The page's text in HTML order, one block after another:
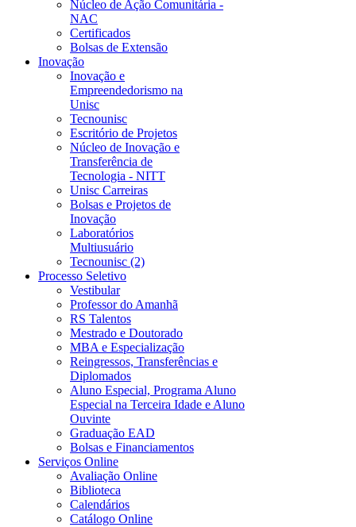
Núcleo de Ação Comunitária -
NAC
Certificados
Bolsas de Extensão
Inovação
Inovação e
Empreendedorismo na
Unisc
Tecnounisc
Escritório de Projetos
Núcleo de Inovação e
Transferência de
Tecnologia - NITT
Unisc Carreiras
Bolsas e Projetos de
Inovação
Laboratórios
Multiusuário
Tecnounisc (2)
Processo Seletivo
Vestibular
Professor do Amanhã
RS Talentos
Mestrado e Doutorado
MBA e Especialização
Reingressos, Transferências e
Diplomados
Aluno Especial, Programa Aluno
Especial na Terceira Idade e Aluno
Ouvinte
Graduação EAD
Bolsas e Financiamentos
Serviços Online
Avaliação Online
Biblioteca
Calendários
Catálogo Online